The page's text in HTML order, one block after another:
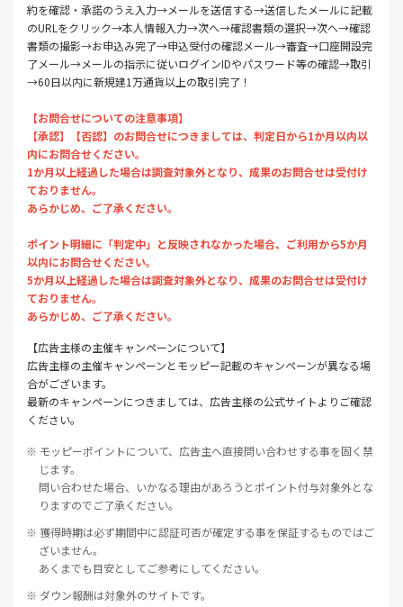
約を確認・承諾のうえ入力→メールを送信する→送信したメールに記載
のURLをクリック→本人情報入力→次へ→確認書類の選択→次へ→確認
書類の撮影→お申込み完了→申込受付の確認メール→審査→口座開設完
了メール→メールの指示に従いログインIDやパスワード等の確認→取引
→60日以内に新規建1万通貨以上の取引完了！
【お問合せについての注意事項】
【承認】【否認】のお問合せにつきましては、判定日から1か月以内以
内にお問合せください。
1か月以上経過した場合は調査対象外となり、成果のお問合せは受付け
ておりません。
あらかじめ、ご了承ください。
ポイント明細に「判定中」と反映されなかった場合、ご利用から5か月
以内にお問合せください。
5か月以上経過した場合は調査対象外となり、成果のお問合せは受付け
ておりません。
あらかじめ、ご了承ください。
【広告主様の主催キャンペーンについて】
広告主様の主催キャンペーンとモッピー記載のキャンペーンが異なる場
合がございます。
最新のキャンペーンにつきましては、広告主様の公式サイトよりご確認
ください。
※ モッピーポイントについて、広告主へ直接問い合わせする事を固く禁
じます。
問い合わせた場合、いかなる理由があろうとポイント付与対象外とな
りますのでご了承ください。
※ 獲得時期は必ず期間中に認証可否が確定する事を保証するものではご
ざいません。
あくまでも目安としてご参考にしてください。
※ ダウン報酬は対象外のサイトです。